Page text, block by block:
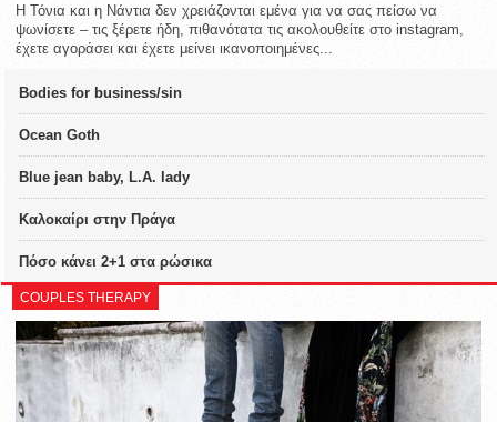
Η Τόνια και η Νάντια δεν χρειάζονται εμένα για να σας πείσω να
ψωνίσετε – τις ξέρετε ήδη, πιθανότατα τις ακολουθείτε στο instagram,
έχετε αγοράσει και έχετε μείνει ικανοποιημένες...
Bodies for business/sin
Ocean Goth
Blue jean baby, L.A. lady
Καλοκαίρι στην Πράγα
Πόσο κάνει 2+1 στα ρώσικα
COUPLES THERAPY